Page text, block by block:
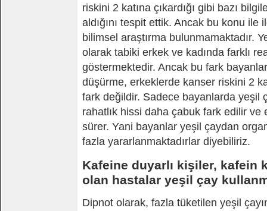
riskini 2 katına çıkardığı gibi bazı
aldığını tespit ettik. Ancak bu konu ile
bilimsel araştırma bulunmamaktadır.
olarak tabiki erkek ve kadında farklı
göstermektedir. Ancak bu fark
düşürme, erkeklerde kanser riskini 2
fark değildir. Sadece bayanlarda yeşil
rahatlık hissi daha çabuk fark edilir ve
sürer. Yani bayanlar yeşil çaydan
fazla yararlanmaktadırlar diyebiliriz.
Kafeine duyarlı kişiler, kafein
olan hastalar yeşil çay
Dipnot olarak, fazla tüketilen yeşil